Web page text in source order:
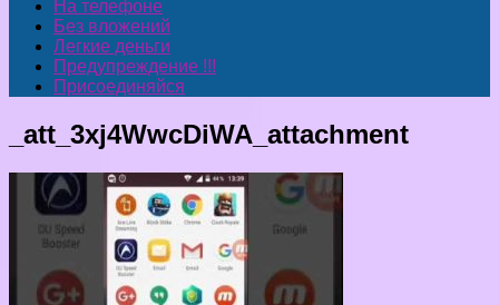
На телефоне
Без вложений
Легкие деньги
Предупреждение !!!
Присоединяйся
_att_3xj4WwcDiWA_attachment